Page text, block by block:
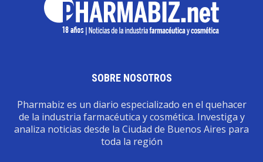
SOBRE NOSOTROS
Pharmabiz es un diario especializado en el quehacer
de la industria farmacéutica y cosmética. Investiga y
analiza noticias desde la Ciudad de Buenos Aires para
toda la región